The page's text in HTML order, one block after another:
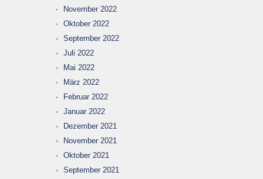
November 2022
Oktober 2022
September 2022
Juli 2022
Mai 2022
März 2022
Februar 2022
Januar 2022
Dezember 2021
November 2021
Oktober 2021
September 2021